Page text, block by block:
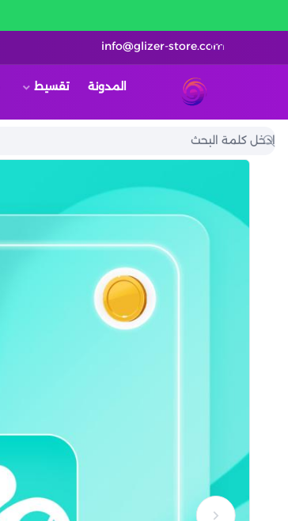
info@glizer-store.com
قلايزر ستور | Glizer Store
المدونة تقسيط